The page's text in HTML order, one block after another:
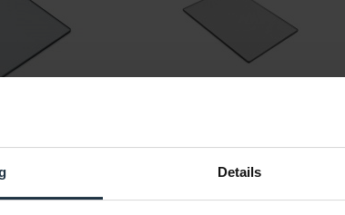
Details
Mist Filter 1/8
Effektfilter 4x4 Effektfilter